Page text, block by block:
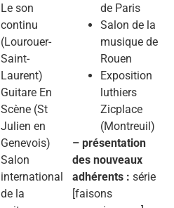
Le son
continu
(Lourouer-
Saint-
Laurent)
Guitare En
Scène (St
Julien en
Genevois)
Salon
international
de la
de Paris
Salon de la
musique de
Rouen
Exposition
luthiers
Zicplace
(Montreuil)
– présentation
des nouveaux
adhérents : série
[faisons